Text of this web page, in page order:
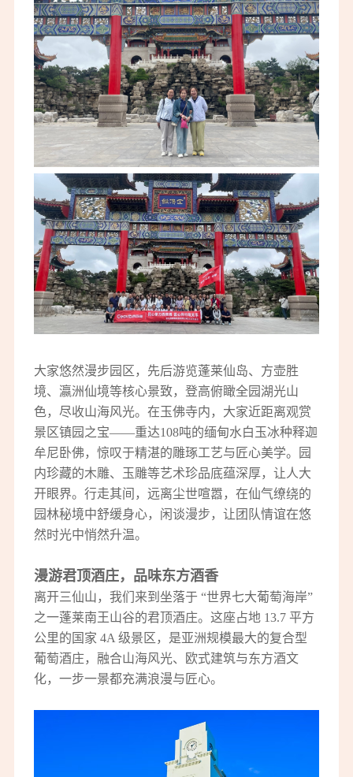
大家悠然漫步园区，先后游览蓬莱仙岛、方壶胜
境、瀛洲仙境等核心景致，登高俯瞰全园湖光山
色，尽收山海风光。在玉佛寺内，大家近距离观赏
景区镇园之宝——重达108吨的缅甸水白玉冰种释迦
牟尼卧佛，惊叹于精湛的雕琢工艺与匠心美学。园
内珍藏的木雕、玉雕等艺术珍品底蕴深厚，让人大
开眼界。行走其间，远离尘世喧嚣，在仙气缭绕的
园林秘境中舒缓身心，闲谈漫步，让团队情谊在悠
然时光中悄然升温。
漫游君顶酒庄，品味东方酒香
离开三仙山， 我们来到坐落于 “世界七大葡萄海岸”
之一蓬莱南王山谷的君顶酒庄。这座占地 13.7 平方
公里的国家 4A 级景区，是亚洲规模最大的复合型
葡萄酒庄，融合山海风光、欧式建筑与东方酒文
化，一步一景都充满浪漫与匠心。